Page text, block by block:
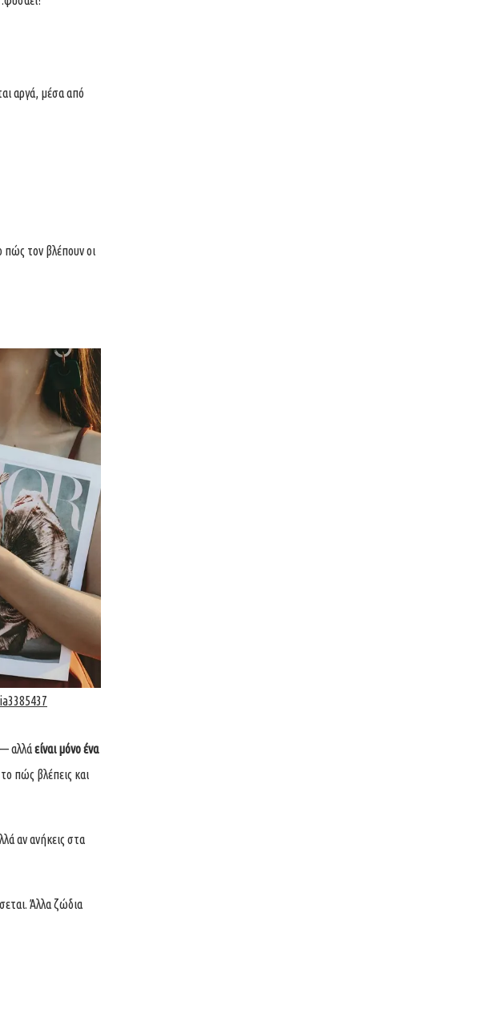
αργά, μέσα από
πώς τον βλέπουν οι
αλλάείναι μόνο ένα
πώς βλέπεις και
αν ανήκεις στα
Άλλα ζώδια